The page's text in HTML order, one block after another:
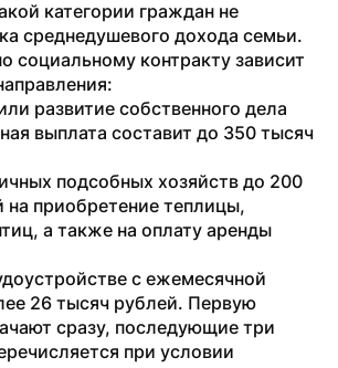
категории граждан не
среднедушевого дохода семьи.
социальному контракту зависит
развитие собственного дела
выплата составит до 350 тысяч
подсобных хозяйств до 200
на приобретение теплицы,
а также на оплату аренды
с ежемесячной
26 тысяч рублей. Первую
сразу, последующие три
при условии